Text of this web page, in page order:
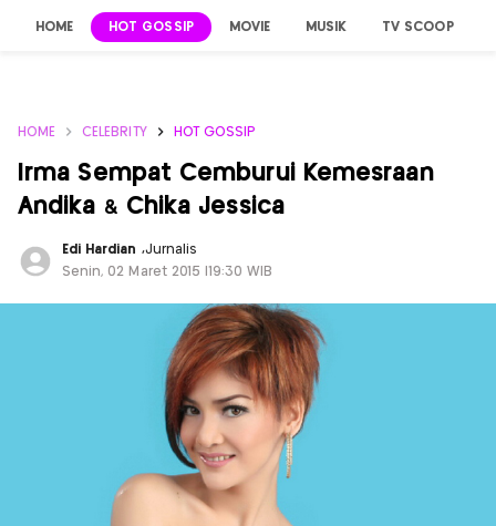
HOME HOT GOSSIP MOVIE MUSIK TV SCOOP
HOME CELEBRITY HOT GOSSIP
Irma Sempat Cemburui Kemesraan
Andika & Chika Jessica
Edi Hardian ,Jurnalis
Senin, 02 Maret 2015 |19:30 WIB